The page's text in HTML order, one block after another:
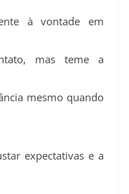
à vontade em
mas teme a
mesmo quando
expectativas e a